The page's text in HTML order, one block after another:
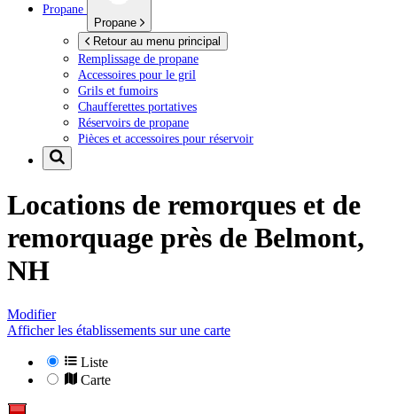
Propane
Propane
Retour au menu principal
Remplissage de propane
Accessoires pour le gril
Grils et fumoirs
Chaufferettes portatives
Réservoirs de propane
Pièces et accessoires pour réservoir
Locations de remorques et de
remorquage près de Belmont,
NH
Modifier
Afficher les établissements sur une carte
Liste
Carte